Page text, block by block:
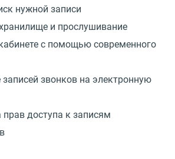
нужной записи
и прослушивание
с помощью современного
записей звонков на электронную
прав доступа к записям